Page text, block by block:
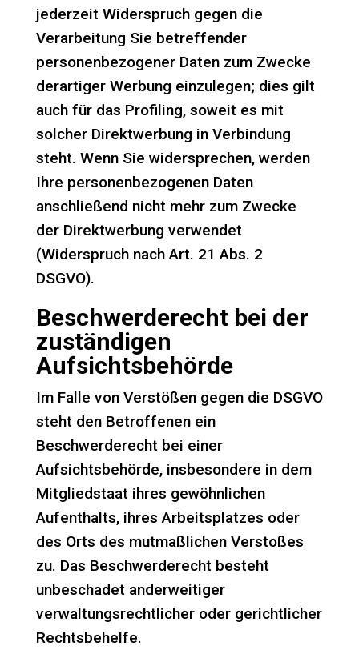
jederzeit Widerspruch gegen die
Verarbeitung Sie betreffender
personenbezogener Daten zum Zwecke
derartiger Werbung einzulegen; dies gilt
auch für das Profiling, soweit es mit
solcher Direktwerbung in Verbindung
steht. Wenn Sie widersprechen, werden
Ihre personenbezogenen Daten
anschließend nicht mehr zum Zwecke
der Direktwerbung verwendet
(Widerspruch nach Art. 21 Abs. 2
DSGVO).
Beschwerderecht bei der
zuständigen
Aufsichtsbehörde
Im Falle von Verstößen gegen die DSGVO
steht den Betroffenen ein
Beschwerderecht bei einer
Aufsichtsbehörde, insbesondere in dem
Mitgliedstaat ihres gewöhnlichen
Aufenthalts, ihres Arbeitsplatzes oder
des Orts des mutmaßlichen Verstoßes
zu. Das Beschwerderecht besteht
unbeschadet anderweitiger
verwaltungsrechtlicher oder gerichtlicher
Rechtsbehelfe.